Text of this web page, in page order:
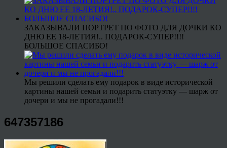
ЗАКАЗЫВАЛИ ПОРТРЕТ ПО ФОТО ДЛЯ ДОЧКИ КО
ДНЮ ЕЕ 18-ЛЕТИЯ!.. ПОДАРОК-СУПЕР!!!!
БОЛЬШОЕ СПАСИБО!
Мы решили сделать ему подарок в виде исторической
картины нашей семьи и подарить статуэтку — шарж от
дочери и мы не прогадали!!!
647357186